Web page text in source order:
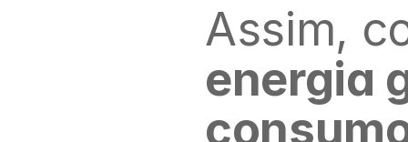
Assim,
energia